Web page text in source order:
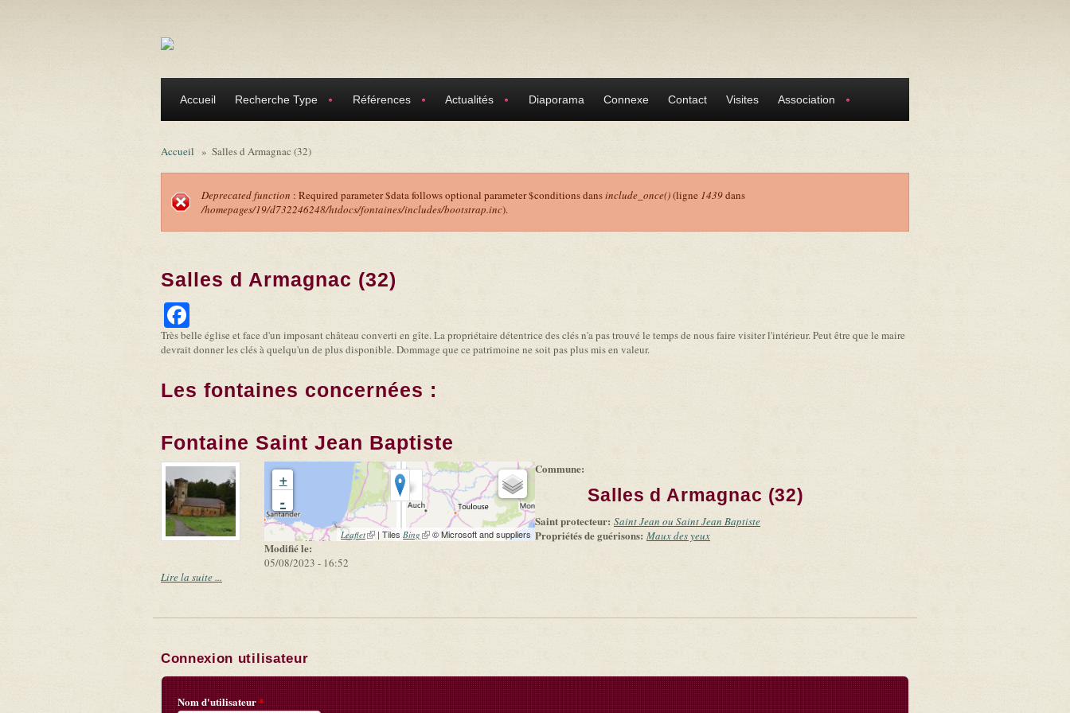
Accueil Recherche Type Références Actualités Diaporama Connexe Contact Visites Association
Accueil » Salles d Armagnac (32)
Message d'erreur
Deprecated function : Required parameter $data follows optional parameter $conditions dansinclude_once()(ligne 1439dans
/homepages/19/d732246248/htdocs/fontaines/includes/bootstrap.inc).
Salles d Armagnac (32)
Très belle église et face d'un imposant château converti en gîte. La propriétaire détentrice des clés n'a pas trouvé le temps de nous faire visiter l'intérieur. Peut être que le maire
devrait donner les clés à quelqu'un de plus disponible. Dommage que ce patrimoine ne soit pas plus mis en valeur.
Les fontaines concernées :
Fontaine Saint Jean Baptiste
+
-
Leaflet(link is external)
| Tiles Bing (link is external)
© Microsoft and suppliers
Modifié le:
05/08/2023 - 16:52
Commune:
Salles d Armagnac (32)
Saint protecteur: Saint Jean ou Saint Jean Baptiste
Propriétés de guérisons: Maux des yeux
Lire la suite ...
Connexion utilisateur
Nom d'utilisateur*